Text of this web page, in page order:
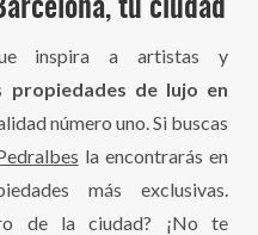
tu ciudad
inspira a artistas y
propiedades de lujo en
número uno. Si buscas
la encontrarás en
más exclusivas.
de la ciudad? ¡No te